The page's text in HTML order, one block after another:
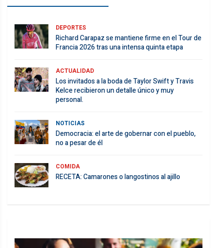
DEPORTES
Richard Carapaz se mantiene firme en el Tour de
Francia 2026 tras una intensa quinta etapa
ACTUALIDAD
Los invitados a la boda de Taylor Swift y Travis
Kelce recibieron un detalle único y muy
personal.
NOTICIAS
Democracia: el arte de gobernar con el pueblo,
no a pesar de él
COMIDA
RECETA: Camarones o langostinos al ajillo